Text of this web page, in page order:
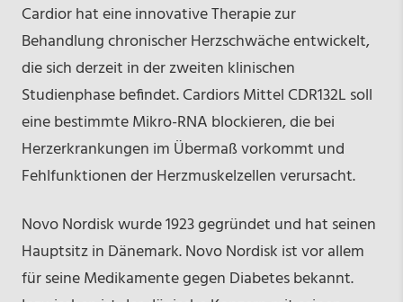
Cardior hat eine innovative Therapie zur
Behandlung chronischer Herzschwäche entwickelt,
die sich derzeit in der zweiten klinischen
Studienphase befindet. Cardiors Mittel CDR132L soll
eine bestimmte Mikro-RNA blockieren, die bei
Herzerkrankungen im Übermaß vorkommt und
Fehlfunktionen der Herzmuskelzellen verursacht.
Novo Nordisk wurde 1923 gegründet und hat seinen
Hauptsitz in Dänemark. Novo Nordisk ist vor allem
für seine Medikamente gegen Diabetes bekannt.